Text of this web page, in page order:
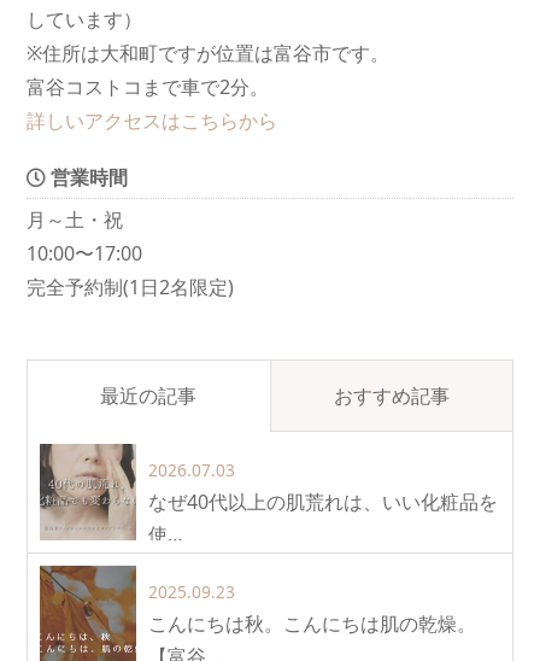
しています）
※住所は大和町ですが位置は富谷市です。
富谷コストコまで車で2分。
詳しいアクセスはこちらから
営業時間
月～土・祝
10:00〜17:00
完全予約制(1日2名限定)
最近の記事 おすすめ記事
2026.07.03
なぜ40代以上の肌荒れは、いい化粧品を
使…
2025.09.23
こんにちは秋。こんにちは肌の乾燥。